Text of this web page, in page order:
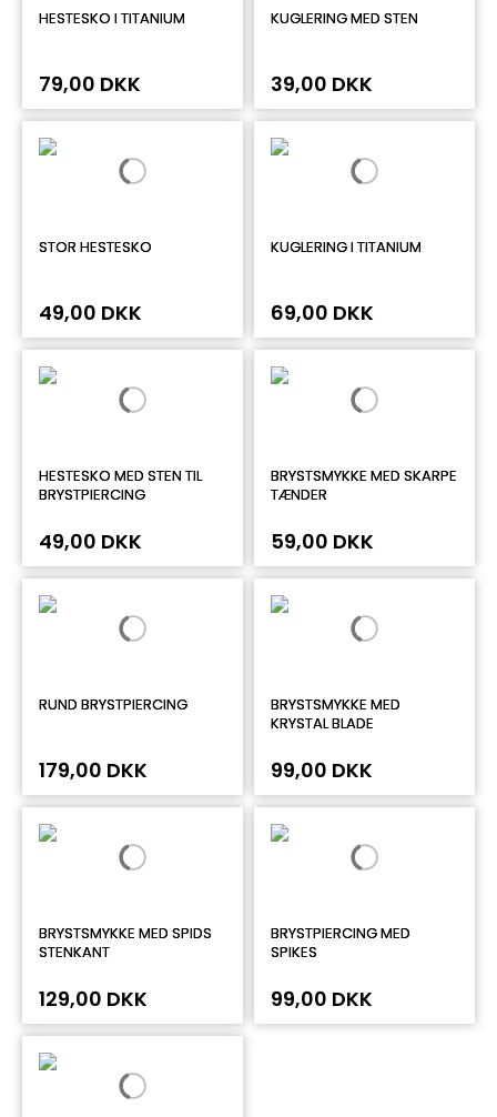
HESTESKO I TITANIUM
79,00 DKK
KUGLERING MED STEN
39,00 DKK
STOR HESTESKO
49,00 DKK
KUGLERING I TITANIUM
69,00 DKK
HESTESKO MED STEN TIL
BRYSTPIERCING
49,00 DKK
BRYSTSMYKKE MED SKARPE
TÆNDER
59,00 DKK
RUND BRYSTPIERCING
179,00 DKK
BRYSTSMYKKE MED
KRYSTAL BLADE
99,00 DKK
BRYSTSMYKKE MED SPIDS
STENKANT
129,00 DKK
BRYSTPIERCING MED
SPIKES
99,00 DKK